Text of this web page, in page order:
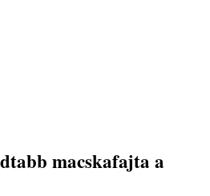
macskafajta a